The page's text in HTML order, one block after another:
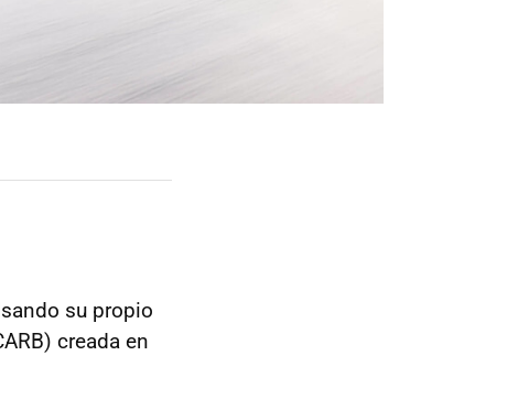
su propio
creada en